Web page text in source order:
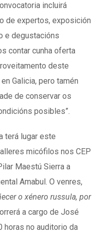
incluirá
de expertos, exposición
e degustacións
contar cunha oferta
deste
Galicia, pero tamén
de conservar os
posibles”.
terá lugar este
micófilos nos CEP
Maestú Sierra a
Amabul. O venres,
o xénero russula, por
a cargo de José
horas no auditorio da